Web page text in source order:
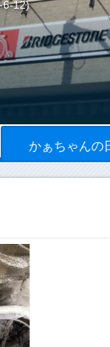
12)
かぁちゃんの